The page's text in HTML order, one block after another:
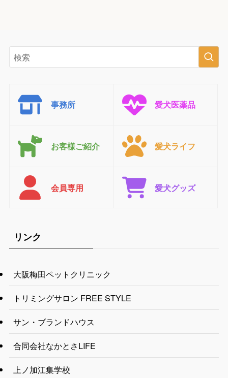
事務所 愛犬医薬品
お客様ご紹介 愛犬ライフ
会員専用 愛犬グッズ
リンク
大阪梅田ペットクリニック
トリミングサロン FREE STYLE
サン・ブランドハウス
合同会社なかとさLIFE
上ノ加江集学校